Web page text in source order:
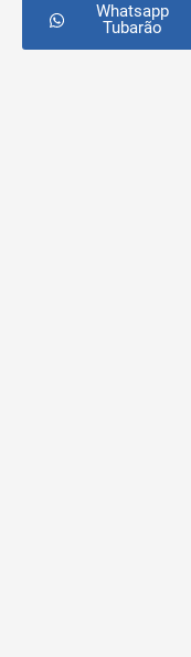
Whatsapp
Tubarão